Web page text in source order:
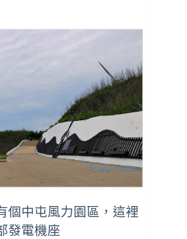
個中屯風力園區，這裡
發電機座